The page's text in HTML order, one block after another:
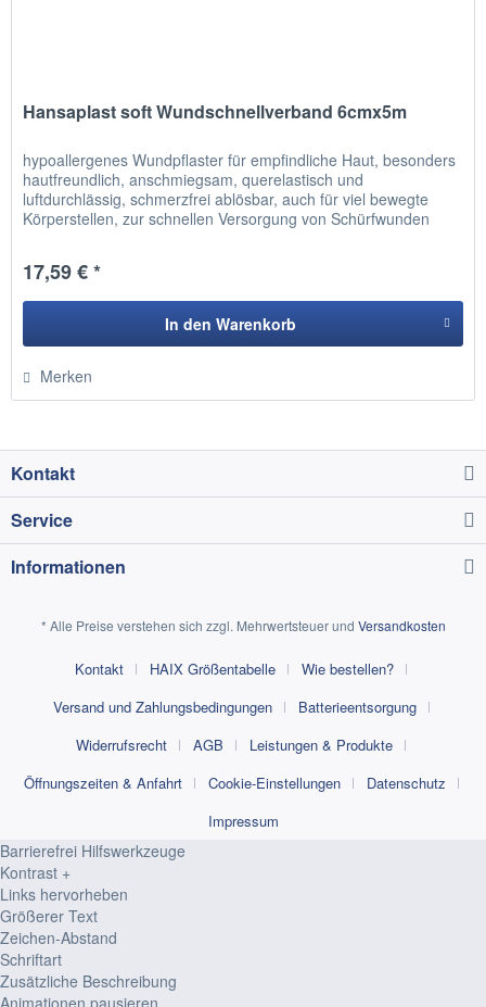
Hansaplast soft Wundschnellverband 6cmx5m
hypoallergenes Wundpflaster für empfindliche Haut, besonders
hautfreundlich, anschmiegsam, querelastisch und
luftdurchlässig, schmerzfrei ablösbar, auch für viel bewegte
Körperstellen, zur schnellen Versorgung von Schürfwunden
17,59 € *
In den Warenkorb
Merken
Kontakt
Service
Informationen
* Alle Preise verstehen sich zzgl. Mehrwertsteuer und Versandkosten
Kontakt HAIX Größentabelle
Wie bestellen?
Versand und Zahlungsbedingungen
Batterieentsorgung
Widerrufsrecht
AGB
Leistungen & Produkte
Öffnungszeiten & Anfahrt
Cookie-Einstellungen
Datenschutz
Impressum
Barrierefrei Hilfswerkzeuge
Kontrast +
Links hervorheben
Größerer Text
Zeichen-Abstand
Schriftart
Zusätzliche Beschreibung